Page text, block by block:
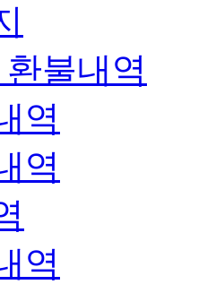
불내역
역
역
역